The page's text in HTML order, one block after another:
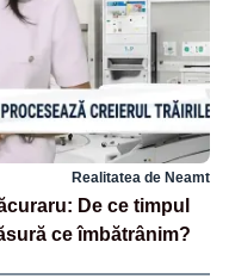
Realitatea de Neamt
De ce timpul
ce îmbătrânim?